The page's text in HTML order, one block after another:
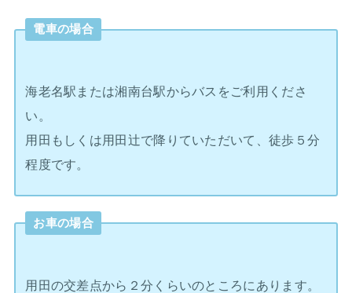
電車の場合
海老名駅または湘南台駅からバスをご利用くださ
い。
用田もしくは用田辻で降りていただいて、徒歩５分
程度です。
お車の場合
用田の交差点から２分くらいのところにあります。